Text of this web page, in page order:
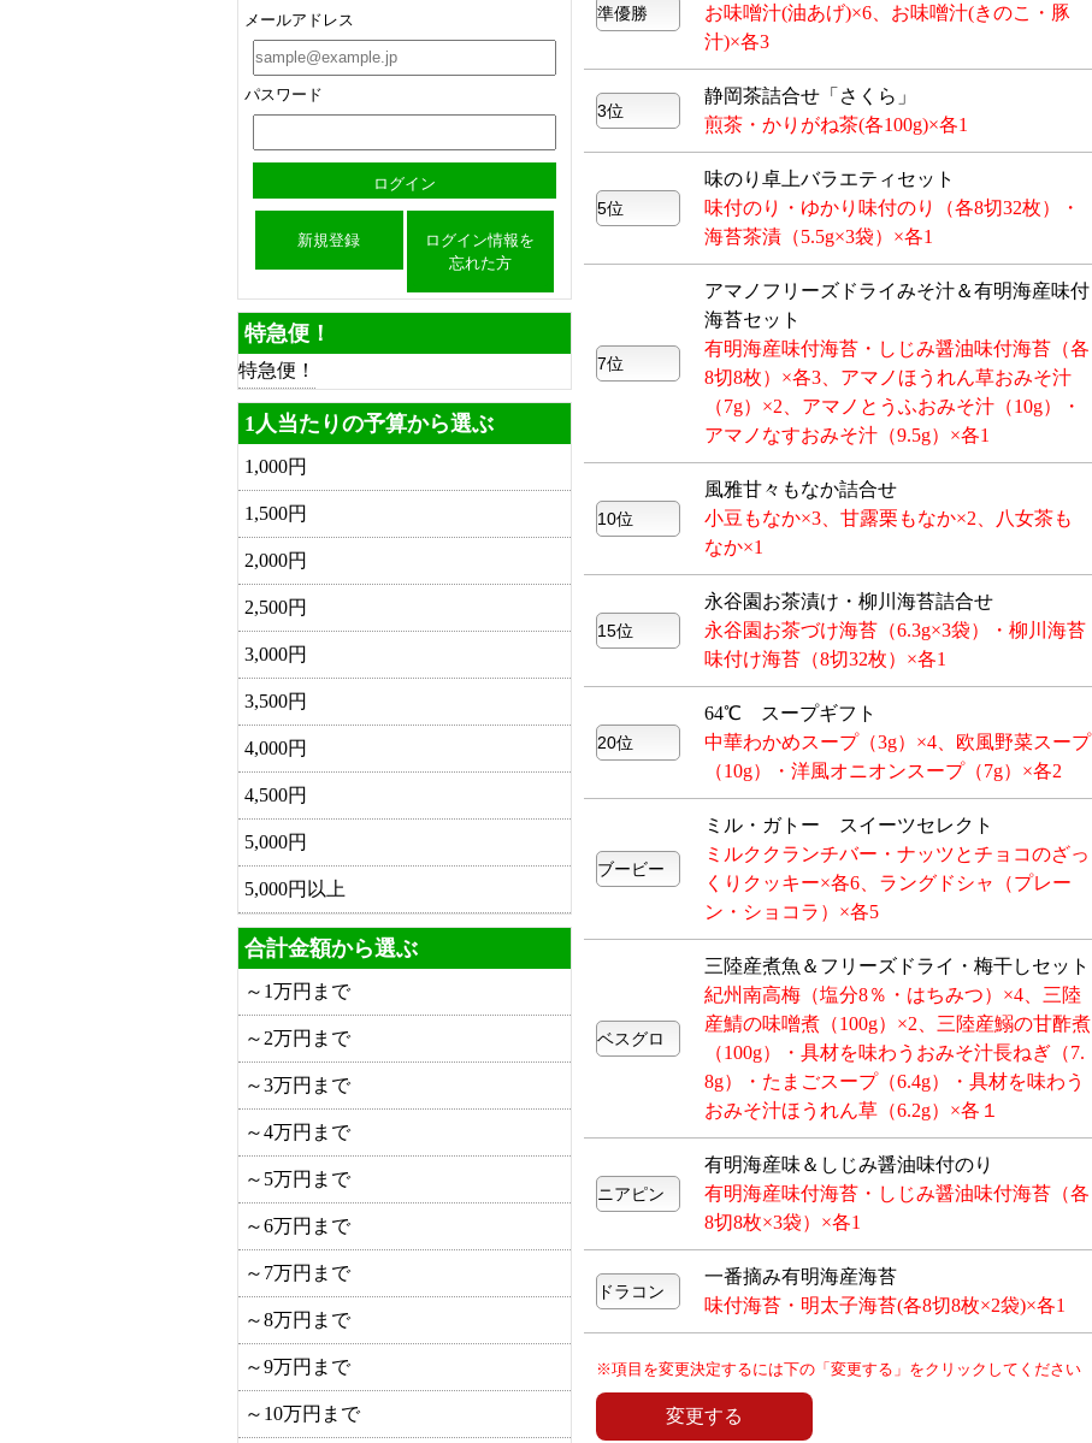
お味噌汁(油あげ)×6、お味噌汁(きのこ・豚
汁)×各3
静岡茶詰合せ「さくら」
煎茶・かりがね茶(各100g)×各1
味のり卓上バラエティセット
味付のり・ゆかり味付のり（各8切32枚）・
海苔茶漬（5.5g×3袋）×各1
アマノフリーズドライみそ汁＆有明海産味付
海苔セット
有明海産味付海苔・しじみ醤油味付海苔（各
8切8枚）×各3、アマノほうれん草おみそ汁
（7g）×2、アマノとうふおみそ汁（10g）・
アマノなすおみそ汁（9.5g）×各1
風雅甘々もなか詰合せ
小豆もなか×3、甘露栗もなか×2、八女茶も
なか×1
永谷園お茶漬け・柳川海苔詰合せ
永谷園お茶づけ海苔（6.3g×3袋）・柳川海苔
味付け海苔（8切32枚）×各1
64℃ スープギフト
中華わかめスープ（3g）×4、欧風野菜スープ
（10g）・洋風オニオンスープ（7g）×各2
ミル・ガトー スイーツセレクト
ミルククランチバー・ナッツとチョコのざっ
くりクッキー×各6、ラングドシャ（プレー
ン・ショコラ）×各5
三陸産煮魚＆フリーズドライ・梅干しセット
紀州南高梅（塩分8％・はちみつ）×4、三陸
産鯖の味噌煮（100g）×2、三陸産鰯の甘酢煮
（100g）・具材を味わうおみそ汁長ねぎ（7.
8g）・たまごスープ（6.4g）・具材を味わう
おみそ汁ほうれん草（6.2g）×各１
有明海産味＆しじみ醤油味付のり
有明海産味付海苔・しじみ醤油味付海苔（各
8切8枚×3袋）×各1
一番摘み有明海産海苔
味付海苔・明太子海苔(各8切8枚×2袋)×各1
※項目を変更決定するには下の「変更する」をクリックしてください
メールアドレス
パスワード
新規登録
ログイン情報を
忘れた方
特急便！
特急便！
1人当たりの予算から選ぶ
1,000円
1,500円
2,000円
2,500円
3,000円
3,500円
4,000円
4,500円
5,000円
5,000円以上
合計金額から選ぶ
～1万円まで
～2万円まで
～3万円まで
～4万円まで
～5万円まで
～6万円まで
～7万円まで
～8万円まで
～9万円まで
～10万円まで